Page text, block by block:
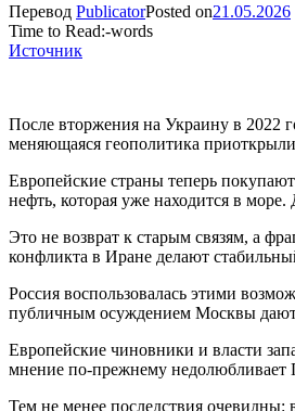
Перевод PublicatorPosted on21.05.2026
Time to Read:-words
Источник
После вторжения на Украину в 2022
меняющаяся геополитика
Европейские страны теперь
нефть, которая уже находится в
Это не возврат к старым связям, а
конфликта в Иране делают
Россия воспользовалась этими
публичным осуждением Москвы дают
Европейские чиновники и власти
мнение по-прежнему недолюбливает
Тем не менее последствия очевидны: